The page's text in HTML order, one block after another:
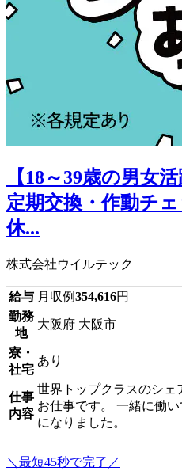
【18～39歳の男女
定期交換・作動チ
休...
株式会社ウイルテック
給与 月収例354,616円
勤務
地
大阪府 大阪市
寮・
社宅
あり
仕事
内容
世界トップクラスのシェ
お仕事です。 一緒に働
になりました。
＼最短45秒で完了／